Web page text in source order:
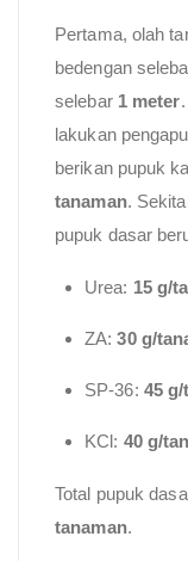
Pertama, olah
bedengan
selebar 1 meter
lakukan
berikan pupuk
tanaman.
pupuk dasar
Urea: 15 g/
ZA:30 g/
SP-36: 45
KCl: 40 g/
Total pupuk
tanaman.